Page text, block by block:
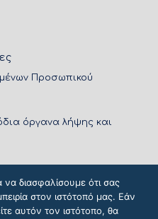
Προσωπικού
όργανα λήψης και
να διασφαλίσουμε ότι σας
στον ιστότοπό μας. Εάν
αυτόν τον ιστότοπο, θα